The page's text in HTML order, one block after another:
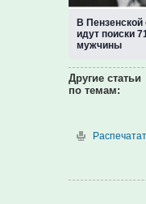
В Пензенской
идут поиски
мужчины
Другие статьи
по темам: